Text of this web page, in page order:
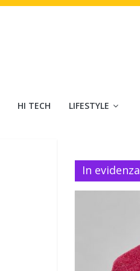
HI TECH LIFESTYLE
In evidenza